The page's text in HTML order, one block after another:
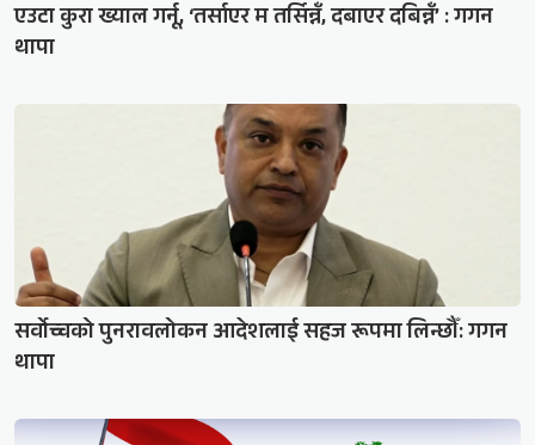
एउटा कुरा ख्याल गर्नू, ‘तर्साएर म तर्सिन्नँ, दबाएर दबिन्नँ’ : गगन
थापा
सर्वोच्चको पुनरावलोकन आदेशलाई सहज रूपमा लिन्छौँ: गगन
थापा